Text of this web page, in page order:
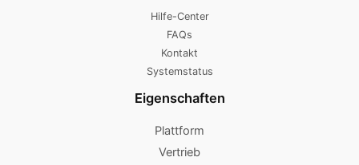
Hilfe-Center
FAQs
Kontakt
Systemstatus
Eigenschaften
Plattform
Vertrieb